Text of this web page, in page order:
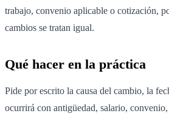
trabajo, convenio aplicable o cotización,
cambios se tratan igual.
Qué hacer en la práctica
Pide por escrito la causa del cambio, la
ocurrirá con antigüedad, salario,